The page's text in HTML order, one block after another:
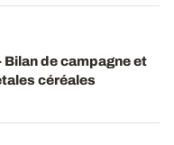
Bilan de campagne et
céréales